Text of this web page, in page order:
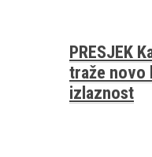
PRESJEK
traže novo
izlaznost